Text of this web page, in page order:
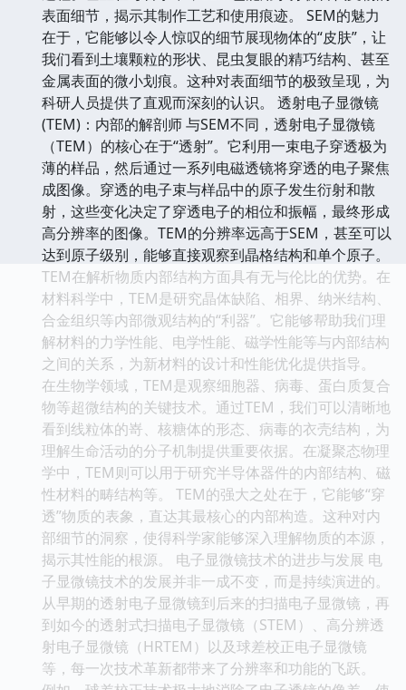
表面细节，揭示其制作工艺和使用痕迹。 SEM的魅力
在于，它能够以令人惊叹的细节展现物体的“皮肤”，让
我们看到土壤颗粒的形状、昆虫复眼的精巧结构、甚至
金属表面的微小划痕。这种对表面细节的极致呈现，为
科研人员提供了直观而深刻的认识。 透射电子显微镜
(TEM)：内部的解剖师 与SEM不同，透射电子显微镜
（TEM）的核心在于“透射”。它利用一束电子穿透极为
薄的样品，然后通过一系列电磁透镜将穿透的电子聚焦
成图像。穿透的电子束与样品中的原子发生衍射和散
射，这些变化决定了穿透电子的相位和振幅，最终形成
高分辨率的图像。TEM的分辨率远高于SEM，甚至可以
达到原子级别，能够直接观察到晶格结构和单个原子。
TEM在解析物质内部结构方面具有无与伦比的优势。在
材料科学中，TEM是研究晶体缺陷、相界、纳米结构、
合金组织等内部微观结构的“利器”。它能够帮助我们理
解材料的力学性能、电学性能、磁学性能等与内部结构
之间的关系，为新材料的设计和性能优化提供指导。
在生物学领域，TEM是观察细胞器、病毒、蛋白质复合
物等超微结构的关键技术。通过TEM，我们可以清晰地
看到线粒体的嵜、核糖体的形态、病毒的衣壳结构，为
理解生命活动的分子机制提供重要依据。在凝聚态物理
学中，TEM则可以用于研究半导体器件的内部结构、磁
性材料的畴结构等。 TEM的强大之处在于，它能够“穿
透”物质的表象，直达其最核心的内部构造。这种对内
部细节的洞察，使得科学家能够深入理解物质的本源，
揭示其性能的根源。 电子显微镜技术的进步与发展 电
子显微镜技术的发展并非一成不变，而是持续演进的。
从早期的透射电子显微镜到后来的扫描电子显微镜，再
到如今的透射式扫描电子显微镜（STEM）、高分辨透
射电子显微镜（HRTEM）以及球差校正电子显微镜
等，每一次技术革新都带来了分辨率和功能的飞跃。